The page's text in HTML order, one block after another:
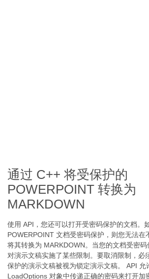
通过 C++ 将受保护的
POWERPOINT 转换为
MARKDOWN
使用 API，您还可以打开受密码保护的文档。
POWERPOINT 文档受密码保护，则您无法在
将其转换为 MARKDOWN。当您的文档受密
对演示文稿实施了某些限制。要取消限制，必
保护的演示文稿被视为锁定演示文稿。 API 允
LoadOptions 对象中传递正确的密码来打开加